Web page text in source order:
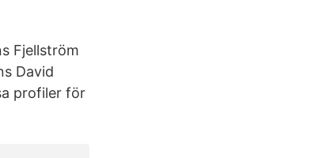
Fjellström
David
profiler för